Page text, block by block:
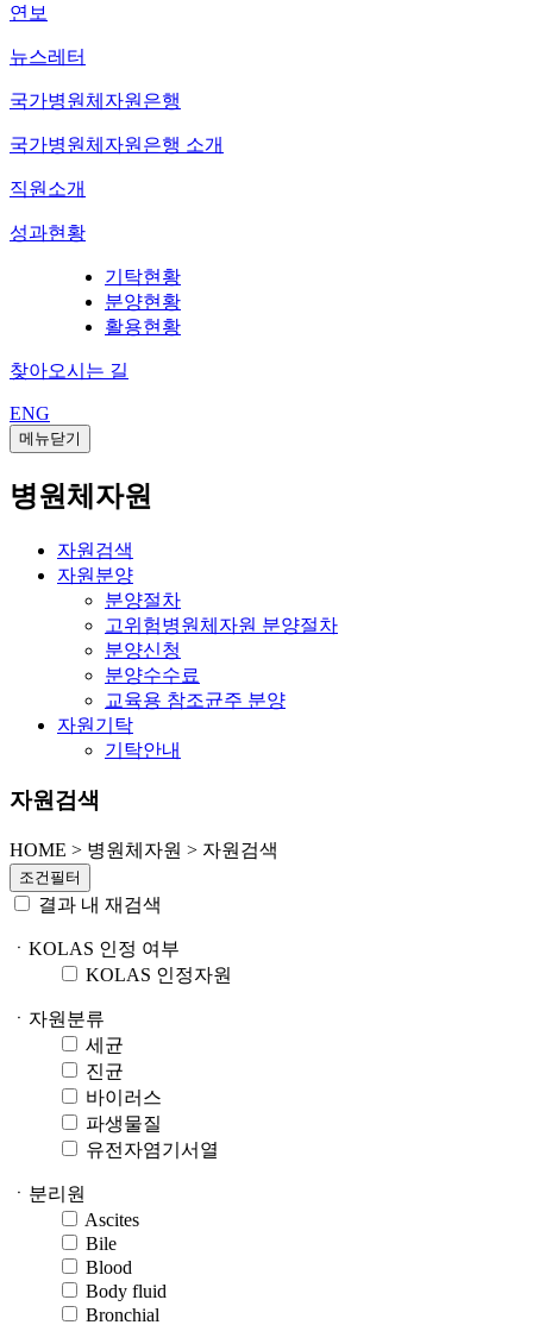
연보
뉴스레터
국가병원체자원은행
국가병원체자원은행 소개
직원소개
성과현황
기탁현황
분양현황
활용현황
찾아오시는 길
ENG
메뉴닫기
병원체자원
자원검색
자원분양
분양절차
고위험병원체자원 분양절차
분양신청
분양수수료
교육용 참조균주 분양
자원기탁
기탁안내
자원검색
HOME > 병원체자원 > 자원검색
조건필터
결과 내 재검색
ㆍKOLAS 인정 여부
KOLAS 인정자원
ㆍ자원분류
세균
진균
바이러스
파생물질
유전자염기서열
ㆍ분리원
Ascites
Bile
Blood
Body fluid
Bronchial